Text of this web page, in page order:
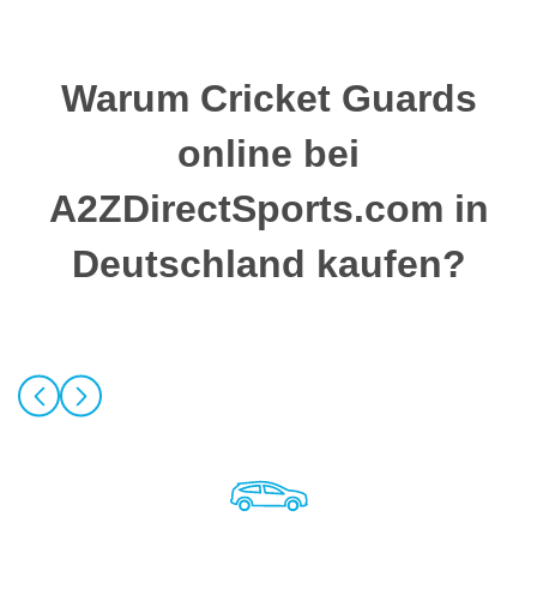
Warum Cricket Guards
online bei
A2ZDirectSports.com in
Deutschland kaufen?